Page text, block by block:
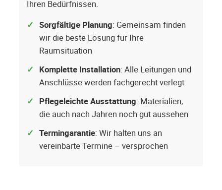
Ihren Bedürfnissen.
Sorgfältige Planung: Gemeinsam finden
wir die beste Lösung für Ihre
Raumsituation
Komplette Installation: Alle Leitungen und
Anschlüsse werden fachgerecht verlegt
Pflegeleichte Ausstattung: Materialien,
die auch nach Jahren noch gut aussehen
Termingarantie: Wir halten uns an
vereinbarte Termine – versprochen